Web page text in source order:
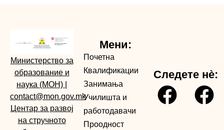
Министерство за
образование и
наука (МОН)
contact@mon.gov.mk
Центар за развој
на стручното
Мени:
Почетна
Квалификации
Занимања
Училишта и
работодавачи
Проодност
Следете нè: